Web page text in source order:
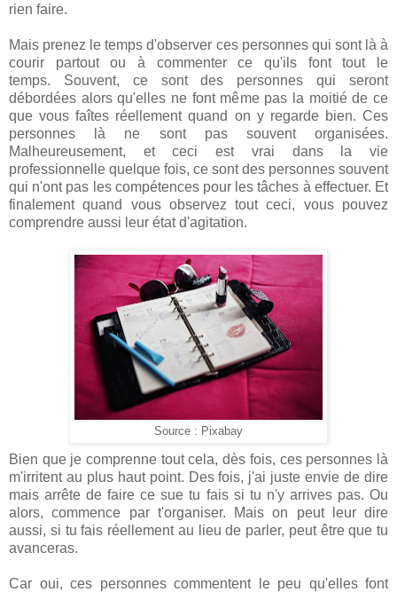
rien faire.
Mais prenez le temps d'observer ces personnes qui sont là à
courir partout ou à commenter ce qu'ils font tout le
temps. Souvent, ce sont des personnes qui seront
débordées alors qu'elles ne font même pas la moitié de ce
que vous faîtes réellement quand on y regarde bien. Ces
personnes là ne sont pas souvent organisées.
Malheureusement, et ceci est vrai dans la vie
professionnelle quelque fois, ce sont des personnes souvent
qui n'ont pas les compétences pour les tâches à effectuer. Et
finalement quand vous observez tout ceci, vous pouvez
comprendre aussi leur état d'agitation.
Source : Pixabay
Bien que je comprenne tout cela, dès fois, ces personnes là
m'irritent au plus haut point. Des fois, j'ai juste envie de dire
mais arrête de faire ce sue tu fais si tu n'y arrives pas. Ou
alors, commence par t'organiser. Mais on peut leur dire
aussi, si tu fais réellement au lieu de parler, peut être que tu
avanceras.
Car oui, ces personnes commentent le peu qu'elles font